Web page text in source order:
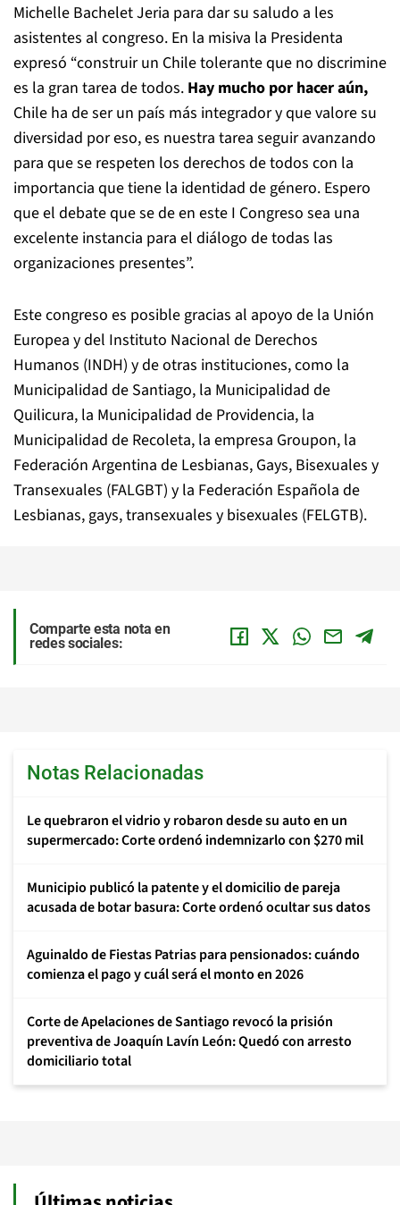
Michelle Bachelet Jeria para dar su saludo a les
asistentes al congreso. En la misiva la Presidenta
expresó “construir un Chile tolerante que no discrimine
es la gran tarea de todos. Hay mucho por hacer aún,
Chile ha de ser un país más integrador y que valore su
diversidad por eso, es nuestra tarea seguir avanzando
para que se respeten los derechos de todos con la
importancia que tiene la identidad de género. Espero
que el debate que se de en este I Congreso sea una
excelente instancia para el diálogo de todas las
organizaciones presentes”.
Este congreso es posible gracias al apoyo de la Unión
Europea y del Instituto Nacional de Derechos
Humanos (INDH) y de otras instituciones, como la
Municipalidad de Santiago, la Municipalidad de
Quilicura, la Municipalidad de Providencia, la
Municipalidad de Recoleta, la empresa Groupon, la
Federación Argentina de Lesbianas, Gays, Bisexuales y
Transexuales (FALGBT) y la Federación Española de
Lesbianas, gays, transexuales y bisexuales (FELGTB).
Comparte esta nota en
redes sociales:
Notas Relacionadas
Le quebraron el vidrio y robaron desde su auto en un
supermercado: Corte ordenó indemnizarlo con $270 mil
Municipio publicó la patente y el domicilio de pareja
acusada de botar basura: Corte ordenó ocultar sus datos
Aguinaldo de Fiestas Patrias para pensionados: cuándo
comienza el pago y cuál será el monto en 2026
Corte de Apelaciones de Santiago revocó la prisión
preventiva de Joaquín Lavín León: Quedó con arresto
domiciliario total